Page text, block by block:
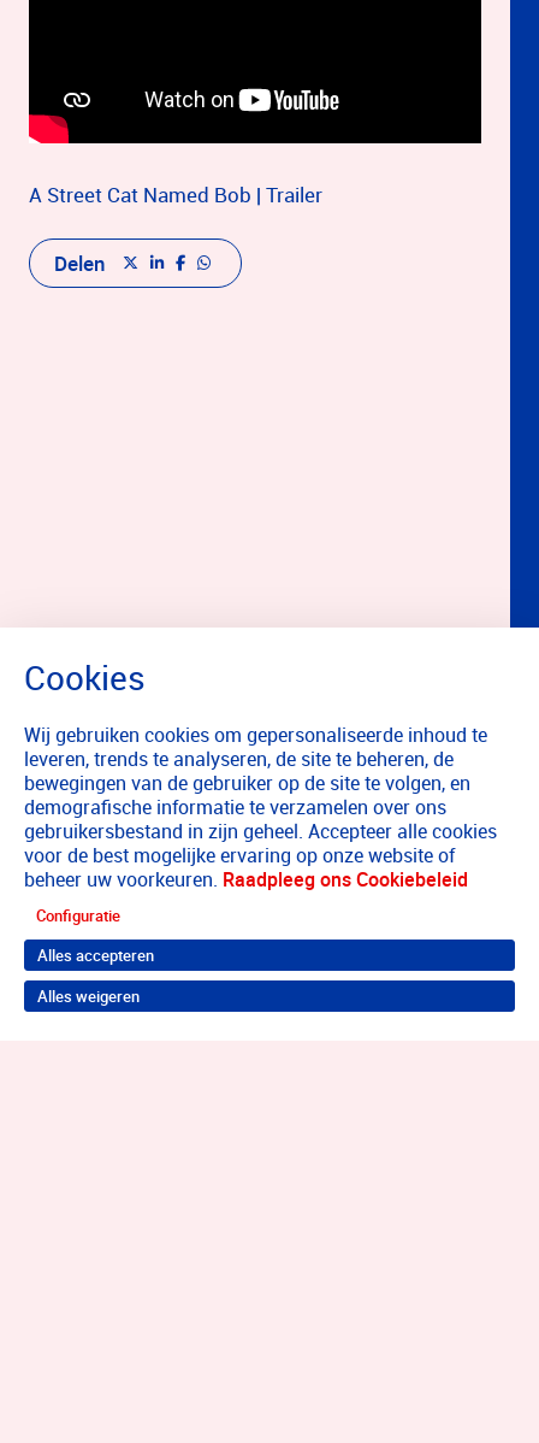
A Street Cat Named Bob | Trailer
Delen
Wij gebruiken cookies om gepersonaliseerde inhoud te
leveren, trends te analyseren, de site te beheren, de
bewegingen van de gebruiker op de site te volgen, en
demografische informatie te verzamelen over ons
gebruikersbestand in zijn geheel. Accepteer alle cookies
voor de best mogelijke ervaring op onze website of
beheer uw voorkeuren. Raadpleeg ons Cookiebeleid
Configuratie
Alles accepteren
Alles weigeren